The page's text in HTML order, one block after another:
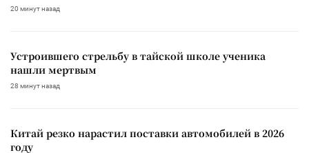
20 минут назад
Устроившего стрельбу в тайской школе ученика
нашли мертвым
28 минут назад
Китай резко нарастил поставки автомобилей в 2026
году